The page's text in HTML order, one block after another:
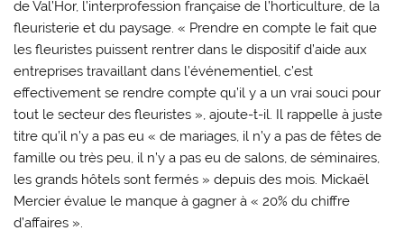
de Val’Hor, l’interprofession française de l’horticulture, de la
fleuristerie et du paysage. « Prendre en compte le fait que
les fleuristes puissent rentrer dans le dispositif d’aide aux
entreprises travaillant dans l’événementiel, c’est
effectivement se rendre compte qu’il y a un vrai souci pour
tout le secteur des fleuristes », ajoute-t-il. Il rappelle à juste
titre qu’il n’y a pas eu « de mariages, il n’y a pas de fêtes de
famille ou très peu, il n’y a pas eu de salons, de séminaires,
les grands hôtels sont fermés » depuis des mois. Mickaël
Mercier évalue le manque à gagner à « 20% du chiffre
d’affaires ».